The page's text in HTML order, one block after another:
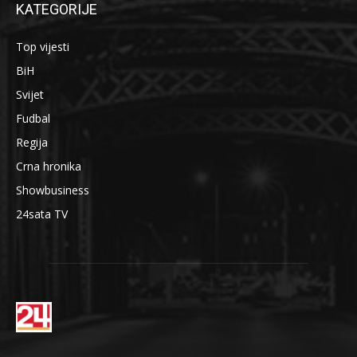
KATEGORIJE
Top vijesti
BiH
Svijet
Fudbal
Regija
Crna hronika
Showbusiness
24sata TV